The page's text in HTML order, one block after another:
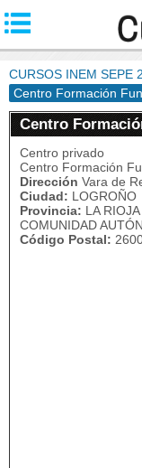
CURSOS INEM SEPE
Centro Formación
Centro
Centro privado
Centro Formación
Dirección Vara de
Ciudad: LOGROÑO
Provincia: LA RIOJA
COMUNIDAD
Código Postal: